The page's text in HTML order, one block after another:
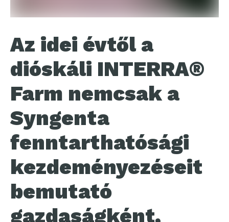
Az idei évtől a
dióskáli INTERRA®
Farm nemcsak a
Syngenta
fenntarthatósági
kezdeményezéseit
bemutató
gazdaságként,